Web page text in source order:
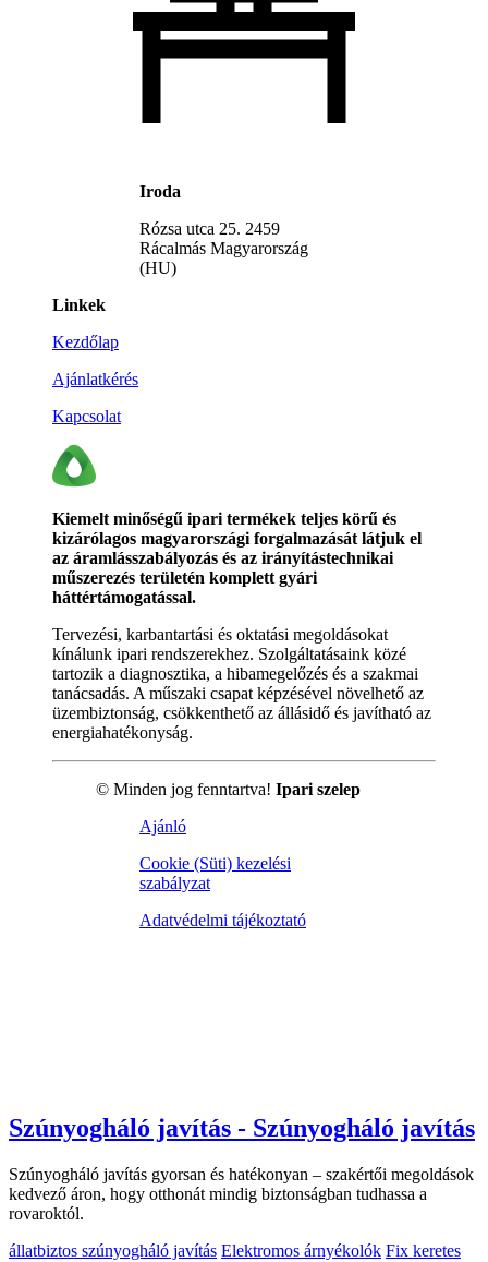
Iroda
Rózsa utca 25. 2459
Rácalmás Magyarország
(HU)
Linkek
Kezdőlap
Ajánlatkérés
Kapcsolat
Kiemelt minőségű ipari termékek teljes körű és
kizárólagos magyarországi forgalmazását látjuk el
az áramlásszabályozás és az irányítástechnikai
műszerezés területén komplett gyári
háttértámogatással.
Tervezési, karbantartási és oktatási megoldásokat
kínálunk ipari rendszerekhez. Szolgáltatásaink közé
tartozik a diagnosztika, a hibamegelőzés és a szakmai
tanácsadás. A műszaki csapat képzésével növelhető az
üzembiztonság, csökkenthető az állásidő és javítható az
energiahatékonyság.
© Minden jog fenntartva! Ipari szelep
Ajánló
Cookie (Süti) kezelési
szabályzat
Adatvédelmi tájékoztató
Szúnyogháló javítás - Szúnyogháló javítás
Szúnyogháló javítás gyorsan és hatékonyan – szakértői megoldások
kedvező áron, hogy otthonát mindig biztonságban tudhassa a
rovaroktól.
állatbiztos szúnyogháló javítás Elektromos árnyékolók Fix keretes